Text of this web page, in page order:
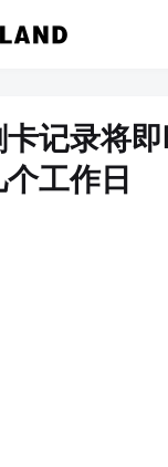
记录将即
工作日